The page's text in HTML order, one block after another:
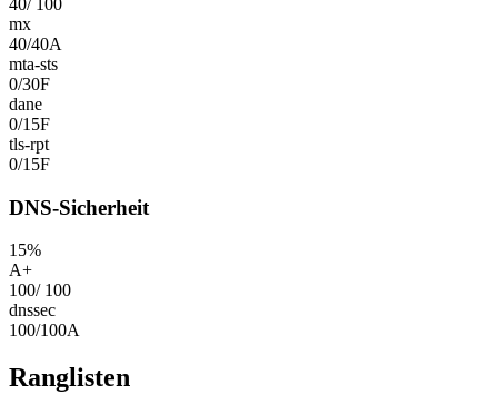
mx
40/40A
mta-sts
0/30F
dane
0/15F
tls-rpt
0/15F
DNS-Sicherheit
15%
A+
100/ 100
dnssec
100/100A
Ranglisten